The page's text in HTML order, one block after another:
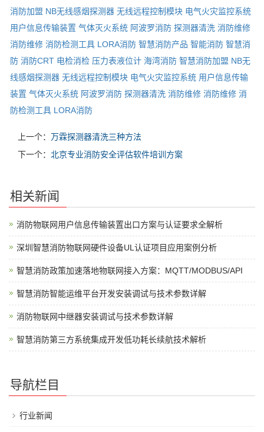
消防加盟 NB无线感烟探测器 无线远程控制模块 电气火灾监控系统
用户信息传输装置 气体灭火系统 阿波罗消防 探测器清洗 消防维修
消防维修 消防检测工具 LORA消防 智慧消防产品 智能消防 智慧消
防 消防CRT 电检消检 压力表液位计 海湾消防 智慧消防加盟 NB无
线感烟探测器 无线远程控制模块 电气火灾监控系统 用户信息传输
装置 气体灭火系统 阿波罗消防 探测器清洗 消防维修 消防维修 消
防检测工具 LORA消防
上一个： 万霖探测器清洗三种方法
下一个： 北京专业消防安全评估软件培训方案
相关新闻
消防物联网用户信息传输装置出口方案与认证要求全解析
深圳智慧消防物联网硬件设备UL认证项目应用案例分析
智慧消防政策加速落地物联网接入方案：MQTT/MODBUS/API
智慧消防智能运维平台开发安装调试与技术参数详解
消防物联网中继器安装调试与技术参数详解
智慧消防第三方系统集成开发低功耗长续航技术解析
导航栏目
行业新闻